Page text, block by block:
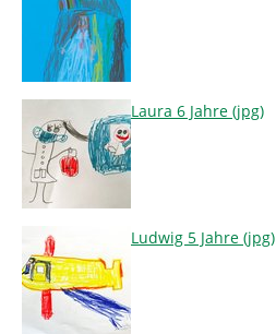
Laura 6 Jahre (jpg)
Ludwig 5 Jahre (jpg)